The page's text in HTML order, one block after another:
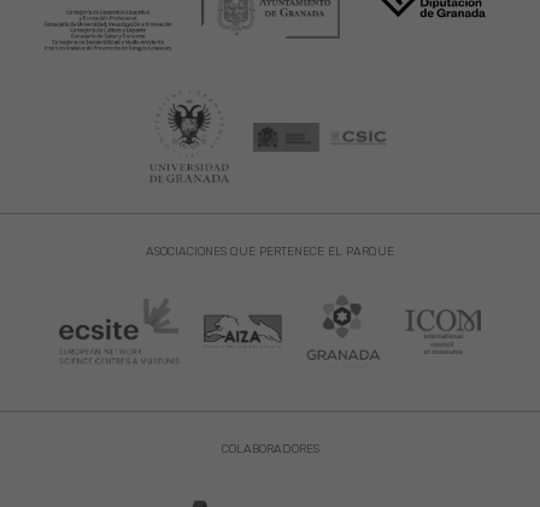
ASOCIACIONES QUE PERTENECE EL PARQUE
COLABORADORES